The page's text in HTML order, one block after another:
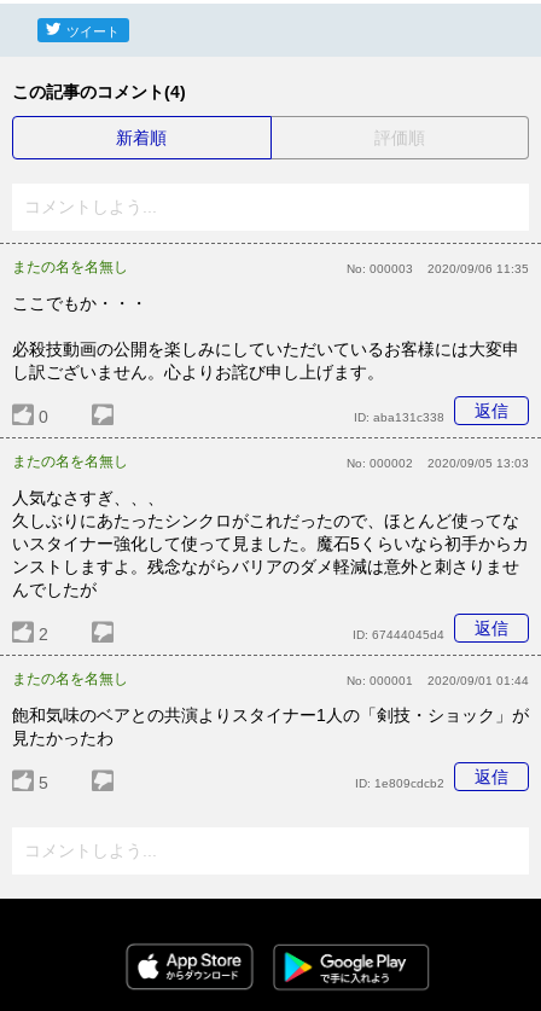
ツイート
この記事のコメント(4)
新着順 評価順
コメントしよう...
またの名を名無し No: 000003 2020/09/06 11:35
ここでもか・・・
必殺技動画の公開を楽しみにしていただいているお客様には大変申
し訳ございません。心よりお詫び申し上げます。
0 返信
ID: aba131c338
またの名を名無し No: 000002 2020/09/05 13:03
人気なさすぎ、、、
久しぶりにあたったシンクロがこれだったので、ほとんど使ってな
いスタイナー強化して使って見ました。魔石5くらいなら初手からカ
ンストしますよ。残念ながらバリアのダメ軽減は意外と刺さりませ
んでしたが
2 返信
ID: 67444045d4
またの名を名無し No: 000001 2020/09/01 01:44
飽和気味のベアとの共演よりスタイナー1人の「剣技・ショック」が
見たかったわ
5 返信
ID: 1e809cdcb2
コメントしよう...